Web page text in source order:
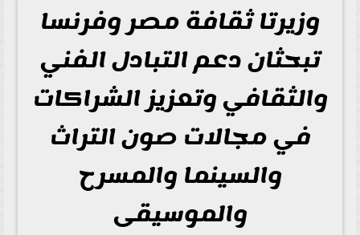
وزيرتا ثقافة مصر وفرنسا
تبحثان دعم التبادل الفني
والثقافي وتعزيز الشراكات
في مجالات صون التراث
والسينما والمسرح
والموسيقى